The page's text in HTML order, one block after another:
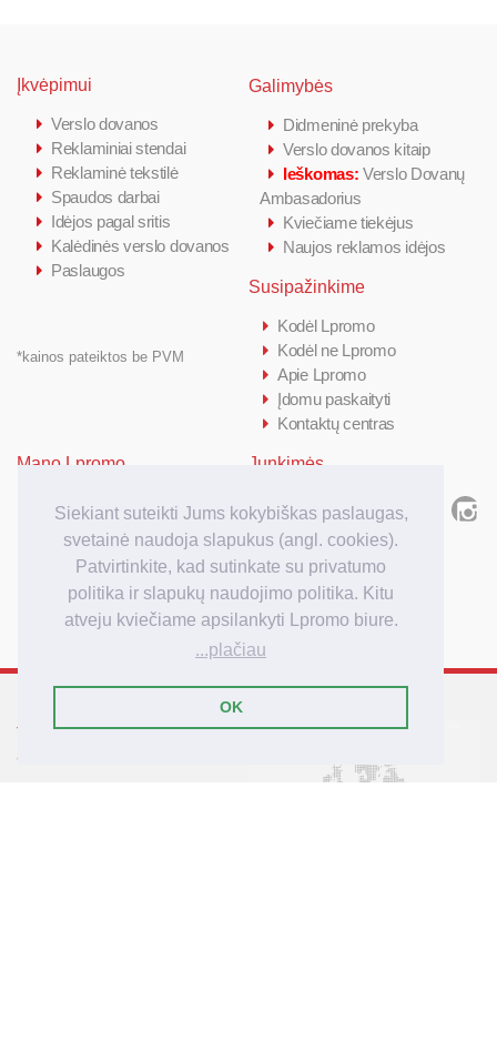
Siekiant suteikti Jums kokybiškas paslaugas,
svetainė naudoja slapukus (angl. cookies).
Patvirtinkite, kad sutinkate su privatumo
politika ir slapukų naudojimo politika. Kitu
atveju kviečiame apsilankyti Lpromo biure.
...plačiau
OK
Įkvėpimui
Verslo dovanos
Reklaminiai stendai
Reklaminė tekstilė
Spaudos darbai
Idėjos pagal sritis
Kalėdinės verslo dovanos
Paslaugos
*kainos pateiktos be PVM
Galimybės
Didmeninė prekyba
Verslo dovanos kitaip
Ieškomas: Verslo Dovanų
Ambasadorius
Kviečiame tiekėjus
Naujos reklamos idėjos
Susipažinkime
Kodėl Lpromo
Kodėl ne Lpromo
Apie Lpromo
Įdomu paskaityti
Kontaktų centras
Mano Lpromo
Prisijungti/ Registruotis
Kaip užsakyti
Užsakymo apmokėjimas
Užsakymo pristatymas
Junkimės
Tarptautinis reklamos
agenturos Lpromo tinklas